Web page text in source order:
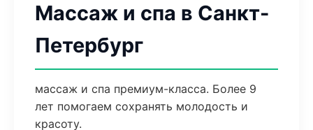
Массаж и спа в Санкт-
Петербург
массаж и спа премиум-класса. Более 9
лет помогаем сохранять молодость и
красоту.